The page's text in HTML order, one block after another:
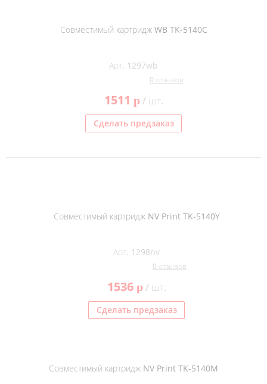
Совместимый картридж WB TK-5140C
Арт. 1297wb
0 отзывов
1511 p/ шт.
Сделать предзаказ
Совместимый картридж NV Print TK-5140Y
Арт. 1298nv
0 отзывов
1536 p/ шт.
Сделать предзаказ
Совместимый картридж NV Print TK-5140M